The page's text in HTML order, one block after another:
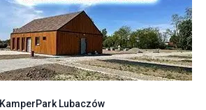
KamperPark Lubaczów